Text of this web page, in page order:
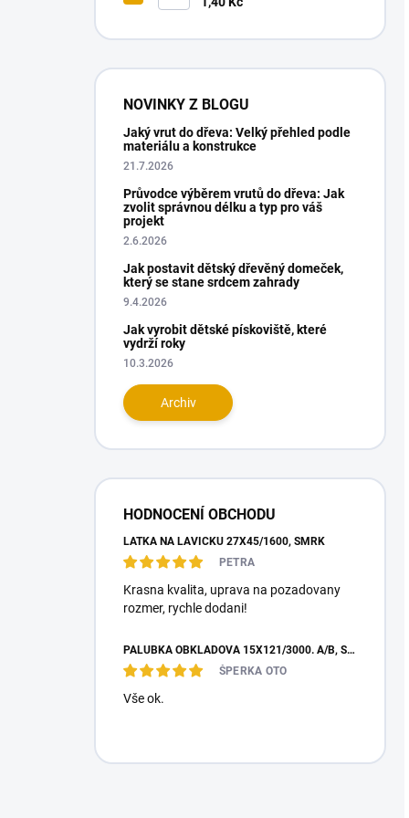
NOVINKY Z BLOGU
Jaký vrut do dřeva: Velký přehled podle
materiálu a konstrukce
21.7.2026
Průvodce výběrem vrutů do dřeva: Jak
zvolit správnou délku a typ pro váš
projekt
2.6.2026
Jak postavit dětský dřevěný domeček,
který se stane srdcem zahrady
9.4.2026
Jak vyrobit dětské pískoviště, které
vydrží roky
10.3.2026
Archiv
HODNOCENÍ OBCHODU
LAŤKA NA LAVIČKU 27X45/1600, SMRK
PETRA
Krasna kvalita, uprava na pozadovany
rozmer, rychle dodani!
PALUBKA OBKLADOVÁ 15X121/3000. A/B, SEVER. SMRK
ŠPERKA OTO
Vše ok.